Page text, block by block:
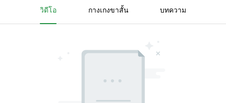
วิดีโอ กางเกงขาสั้น บทความ